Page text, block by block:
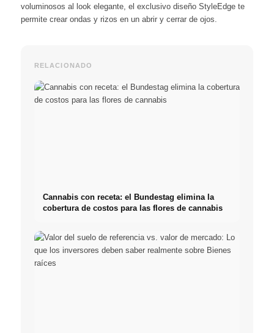
voluminosos al look elegante, el exclusivo diseño StyleEdge te
permite crear ondas y rizos en un abrir y cerrar de ojos.
RELACIONADO
Cannabis con receta: el Bundestag elimina la
cobertura de costos para las flores de cannabis